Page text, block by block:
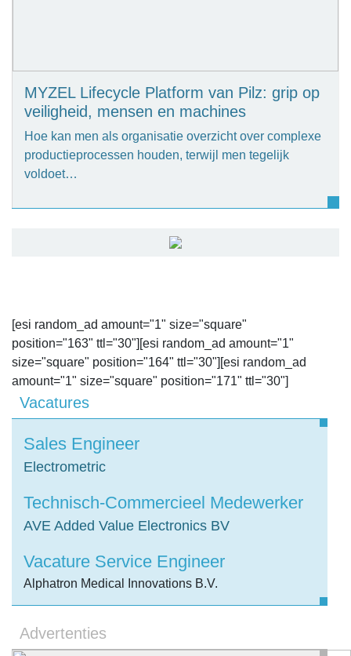
MYZEL Lifecycle Platform van Pilz: grip op
veiligheid, mensen en machines
Hoe kan men als organisatie overzicht over complexe
productieprocessen houden, terwijl men tegelijk
voldoet…
[esi random_ad amount="1" size="square"
position="163" ttl="30"][esi random_ad amount="1"
size="square" position="164" ttl="30"][esi random_ad
amount="1" size="square" position="171" ttl="30"]
Vacatures
Sales Engineer
Electrometric
Technisch-Commercieel Medewerker
AVE Added Value Electronics BV
Vacature Service Engineer
Alphatron Medical Innovations B.V.
Advertenties